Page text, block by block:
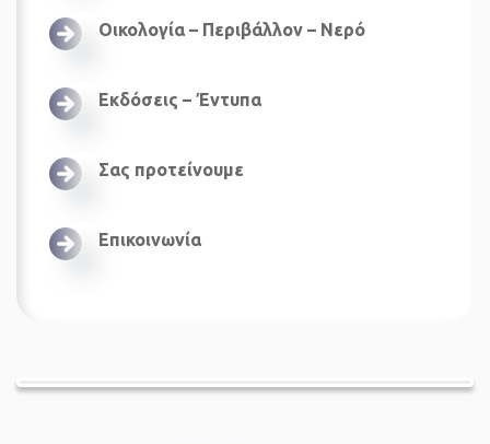
Οικολογία – Περιβάλλον – Νερό
Εκδόσεις – Έντυπα
Σας προτείνουμε
Επικοινωνία